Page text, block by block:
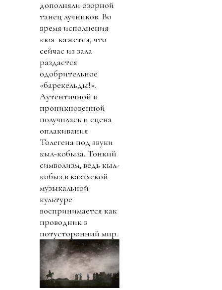
дополняли озорной
танец лучников. Во
время исполнения
кюя кажется, что
сейчас из зала
раздастся
одобрительное
«барекельды!».
Аутентичной и
проникновенной
получилась и сцена
оплакивания
Толегена под звуки
кыл-кобыза. Тонкий
символизм, ведь кыл-
кобыз в казахской
музыкальной
культуре
воспринимается как
проводник в
потусторонний мир.